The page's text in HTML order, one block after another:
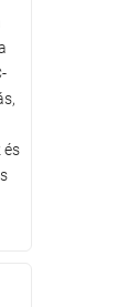
és